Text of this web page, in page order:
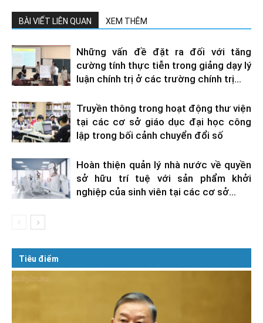
BÀI VIẾT LIÊN QUAN XEM THÊM
Những vấn đề đặt ra đối với tăng
cường tính thực tiễn trong giảng dạy lý
luận chính trị ở các trường chính trị...
Truyền thông trong hoạt động thư viện
tại các cơ sở giáo dục đại học công
lập trong bối cảnh chuyển đổi số
Hoàn thiện quản lý nhà nước về quyền
sở hữu trí tuệ với sản phẩm khởi
nghiệp của sinh viên tại các cơ sở...
Tiêu điểm